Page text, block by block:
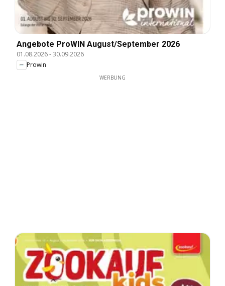
Angebote ProWIN August/September 2026
01.08.2026-30.09.2026
Prowin
WERBUNG